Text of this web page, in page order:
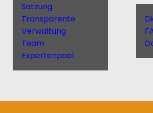
Satzung
Transparente
Verwaltung
Team
Expertenpool